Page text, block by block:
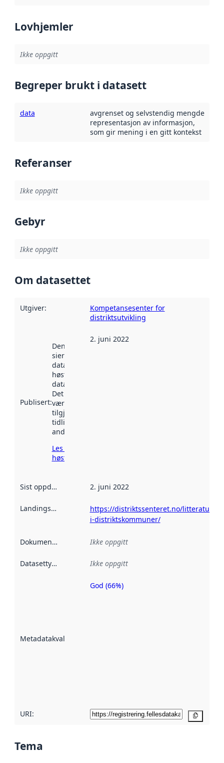
Lovhjemler
Ikke oppgitt
Begreper brukt i datasett
data
avgrenset og selvstendig mengde
representasjon av informasjon,
som gir mening i en gitt kontekst
Referanser
Ikke oppgitt
Gebyr
Ikke oppgitt
Om datasettet
Utgiver:
Kompetansesenter for
distriktsutvikling
Publisert:
Denne datoen
sier når
datasettet ble
høstet av
data.norge.no.
Det kan ha
vært
tilgjengelig
tidligere
andre steder.
Les mer om
høsting her
2. juni 2022
Sist oppdatert 2. juni 2022
Landingsside
https://distriktssenteret.no/litteratur/
i-distriktskommuner/
Dokumentasjon Ikke oppgitt
Datasettype Ikke oppgitt
Metadatakvalitet
Metadatakvalitet
God (66%)
URI:
Tema